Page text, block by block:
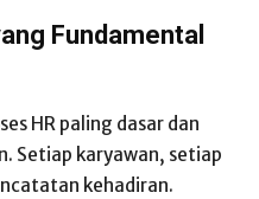
Fundamental
HR paling dasar dan
Setiap karyawan, setiap
kehadiran.